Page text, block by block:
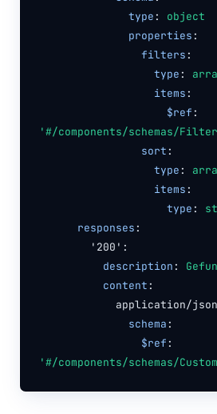
type : object
properties :
filters :
type :
items :
$ref :
'#/components/schemas/
sort :
type :
items :
type :
responses :
'200':
description :
content :
application/
schema :
$ref :
'#/components/schemas/